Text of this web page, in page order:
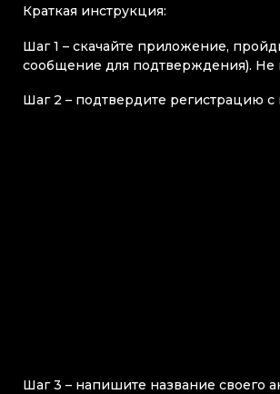
Краткая инструкция:
Шаг 1 – скачайте приложение,
сообщение для подтверждения). Не
Шаг 2 – подтвердите регистрацию
Шаг 3 – напишите название своего